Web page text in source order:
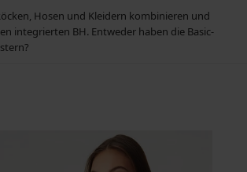
Hosen und Kleidern kombinieren und
integrierten BH. Entweder haben die Basic-